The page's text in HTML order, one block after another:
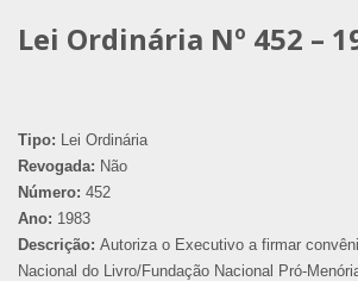
Lei Ordinária Nº 452 –
Tipo: Lei Ordinária
Revogada: Não
Número: 452
Ano: 1983
Descrição: Autoriza o Executivo a firmar
Nacional do Livro/Fundação Nacional Pró-